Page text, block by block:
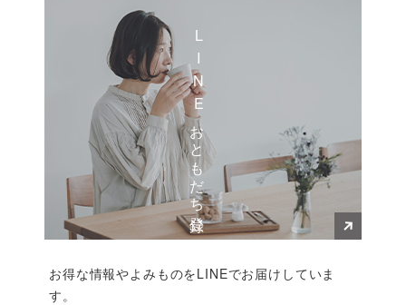
LINEおともだち登録
お得な情報やよみものをLINEでお届けしていま
す。